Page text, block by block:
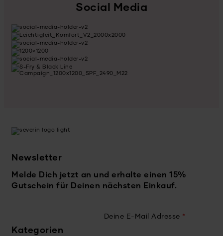
Social Media
Newsletter
Melde Dich jetzt an und erhalte einen 15%
Gutschein für Deinen nächsten Einkauf.
Deine E-Mail Adresse *
Kategorien